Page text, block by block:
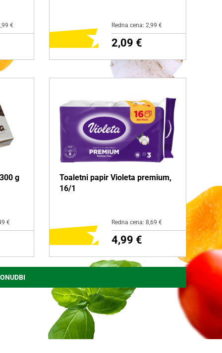
€
DODAJ NA NAKUPOVALNI
LISTEK
Več o izdelku
2,09 €
Redna cena: 2,99 €
g
€
DODAJ NA NAKUPOVALNI
LISTEK
Več o izdelku
Toaletni papir Violeta premium,
16/1
4,99 €
Redna cena: 8,69 €